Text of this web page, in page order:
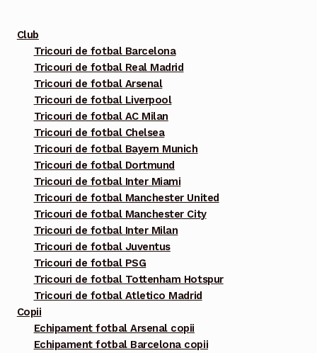
Club
Tricouri de fotbal Barcelona
Tricouri de fotbal Real Madrid
Tricouri de fotbal Arsenal
Tricouri de fotbal Liverpool
Tricouri de fotbal AC Milan
Tricouri de fotbal Chelsea
Tricouri de fotbal Bayern Munich
Tricouri de fotbal Dortmund
Tricouri de fotbal Inter Miami
Tricouri de fotbal Manchester United
Tricouri de fotbal Manchester City
Tricouri de fotbal Inter Milan
Tricouri de fotbal Juventus
Tricouri de fotbal PSG
Tricouri de fotbal Tottenham Hotspur
Tricouri de fotbal Atletico Madrid
Copii
Echipament fotbal Arsenal copii
Echipament fotbal Barcelona copii